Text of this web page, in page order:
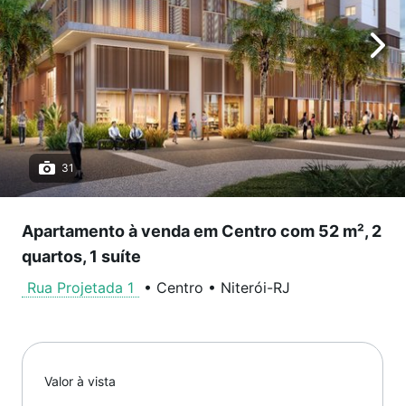
31
Apartamento à venda em Centro com 52 m², 2
quartos, 1 suíte
Rua Projetada 1 • Centro • Niterói-RJ
Valor à vista